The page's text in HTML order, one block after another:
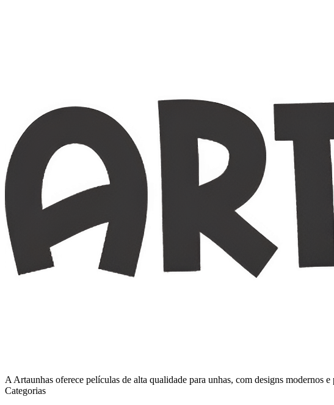
A Artaunhas oferece películas de alta qualidade para unhas, com designs modernos
Categorias